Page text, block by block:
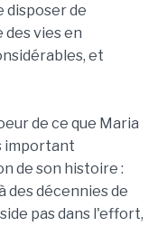
disposer de
vies en
et
de ce que Maria
important
de son histoire :
des décennies de
pas dans l'effort,